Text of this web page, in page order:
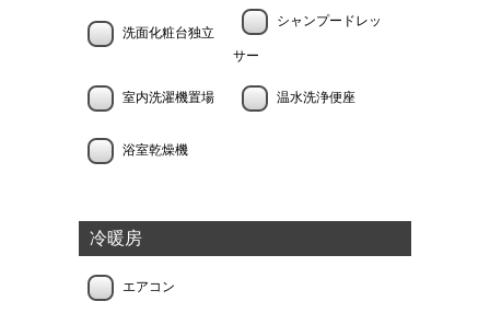
洗面化粧台独立
シャンプードレッ
サー
室内洗濯機置場 温水洗浄便座
浴室乾燥機
冷暖房
エアコン